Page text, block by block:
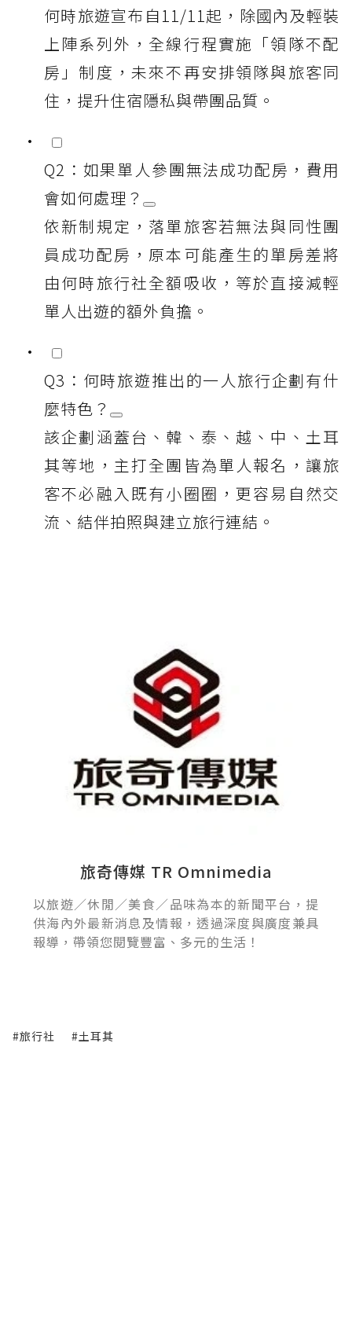
何時旅遊宣布自11/11起，除國內及輕裝
上陣系列外，全線行程實施「領隊不配
房」制度，未來不再安排領隊與旅客同
住，提升住宿隱私與帶團品質。
Q2：如果單人參團無法成功配房，費用
會如何處理？
依新制規定，落單旅客若無法與同性團
員成功配房，原本可能產生的單房差將
由何時旅行社全額吸收，等於直接減輕
單人出遊的額外負擔。
Q3：何時旅遊推出的一人旅行企劃有什
麼特色？
該企劃涵蓋台、韓、泰、越、中、土耳
其等地，主打全團皆為單人報名，讓旅
客不必融入既有小圈圈，更容易自然交
流、結伴拍照與建立旅行連結。
旅奇傳媒 TR Omnimedia
以旅遊／休閒／美食／品味為本的新聞平台，提
供海內外最新消息及情報，透過深度與廣度兼具
報導，帶領您閱覽豐富、多元的生活！
#旅行社 #土耳其